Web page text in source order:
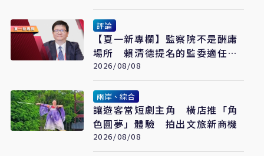
評論
【夏一新專欄】監察院不是酬庸
場所 賴清德提名的監委適任
嗎？
2026/08/08
兩岸、綜合
讓遊客當短劇主角 橫店推「角
色圓夢」體驗 拍出文旅新商機
2026/08/08